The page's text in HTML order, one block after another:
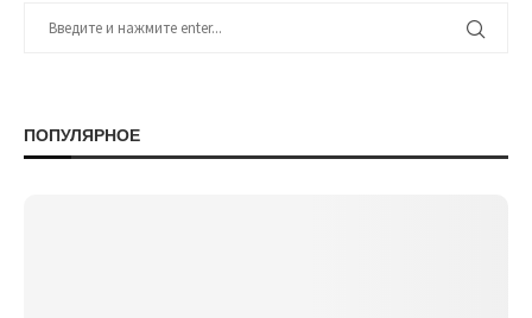
ПОПУЛЯРНОЕ